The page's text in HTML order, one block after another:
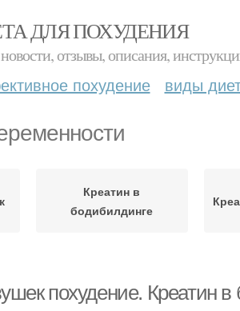
ДЛЯ ПОХУДЕНИЯ
отзывы, описания,
похудение виды
Креатин в
бодибилдинге
похудение. Креатин в